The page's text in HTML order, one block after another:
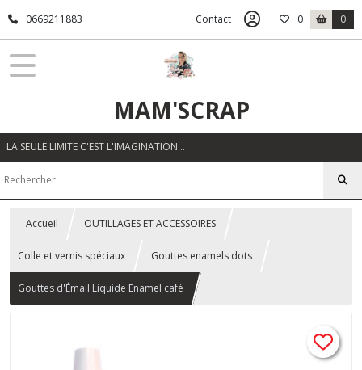
0669211883 Contact 0 0
MAM'SCRAP
LA SEULE LIMITE C'EST L'IMAGINATION…
Accueil OUTILLAGES ET ACCESSOIRES
Colle et vernis spéciaux Gouttes enamels dots
Gouttes d'Émail Liquide Enamel café